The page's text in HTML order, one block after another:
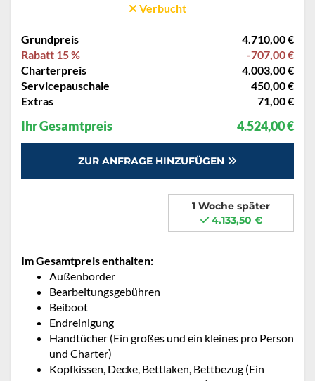
Verbucht
Grundpreis
4.710,00 €
Rabatt 15 %
-707,00 €
Charterpreis
4.003,00 €
Servicepauschale
450,00 €
Extras
71,00 €
Ihr Gesamtpreis 4.524,00 €
ZUR ANFRAGE HINZUFÜGEN
1 Woche später
4.133,50 €
Im Gesamtpreis enthalten:
Außenborder
Bearbeitungsgebühren
Beiboot
Endreinigung
Handtücher (Ein großes und ein kleines pro Person
und Charter)
Kopfkissen, Decke, Bettlaken, Bettbezug (Ein